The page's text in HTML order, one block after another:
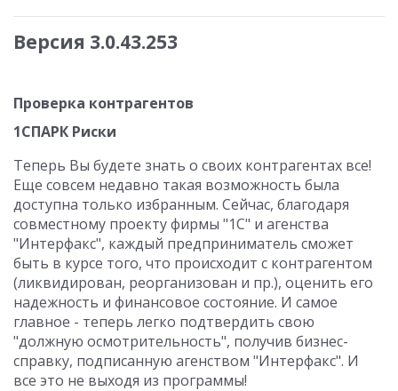
Версия 3.0.43.253
Проверка контрагентов
1СПАРК Риски
Теперь Вы будете знать о своих контрагентах все!
Еще совсем недавно такая возможность была
доступна только избранным. Сейчас, благодаря
совместному проекту фирмы "1С" и агенства
"Интерфакс", каждый предприниматель сможет
быть в курсе того, что происходит с контрагентом
(ликвидирован, реорганизован и пр.), оценить его
надежность и финансовое состояние. И самое
главное - теперь легко подтвердить свою
"должную осмотрительность", получив бизнес-
справку, подписанную агенством "Интерфакс". И
все это не выходя из программы!